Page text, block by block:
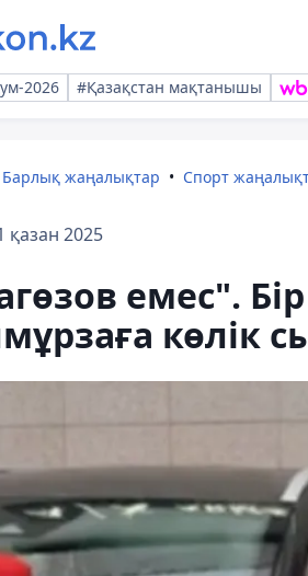
2026 #Қазақстан мақтанышы
Барлық жаңалықтар Спорт
қазан 2025
емес".
көлік